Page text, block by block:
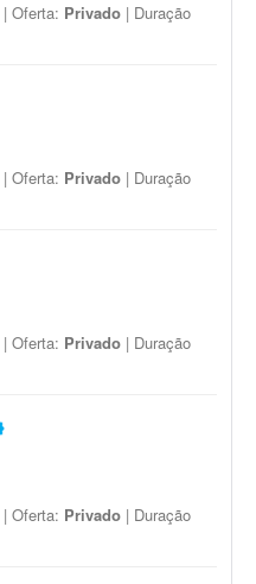
| Oferta: Privado | Duração
| Oferta: Privado | Duração
| Oferta: Privado | Duração
| Oferta: Privado | Duração